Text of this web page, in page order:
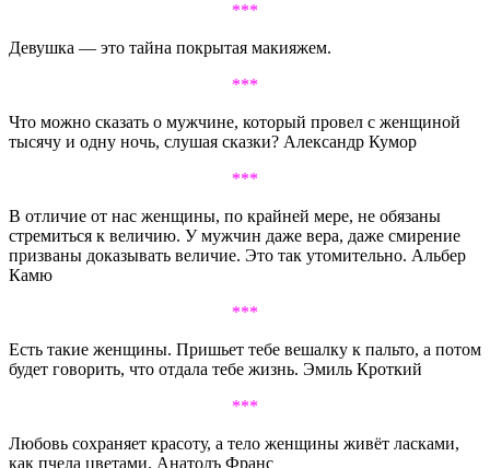
***
Девушка — это тайна покрытая макияжем.
***
Что можно сказать о мужчине, который провел с женщиной
тысячу и одну ночь, слушая сказки? Александр Кумор
***
В отличие от нас женщины, по крайней мере, не обязаны
стремиться к величию. У мужчин даже вера, даже смирение
призваны доказывать величие. Это так утомительно. Альбер
Камю
***
Есть такие женщины. Пришьет тебе вешалку к пальто, а потом
будет говорить, что отдала тебе жизнь. Эмиль Кроткий
***
Любовь сохраняет красоту, а тело женщины живёт ласками,
как пчела цветами. Анатолъ Франс